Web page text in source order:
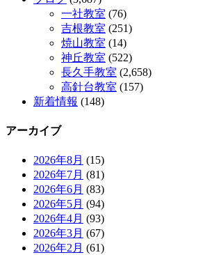
一社教室 (76)
吉根教室 (251)
焼山教室 (14)
神丘教室 (522)
長久手教室 (2,658)
高針台教室 (157)
新着情報 (148)
アーカイブ
2026年8月 (15)
2026年7月 (81)
2026年6月 (83)
2026年5月 (94)
2026年4月 (93)
2026年3月 (67)
2026年2月 (61)